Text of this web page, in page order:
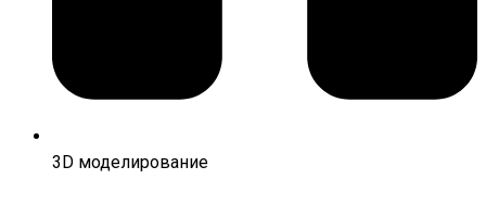
3D моделирование